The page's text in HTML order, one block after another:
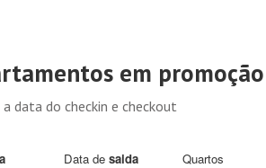
em promoção
data do checkin e checkout
Data de saida Quartos